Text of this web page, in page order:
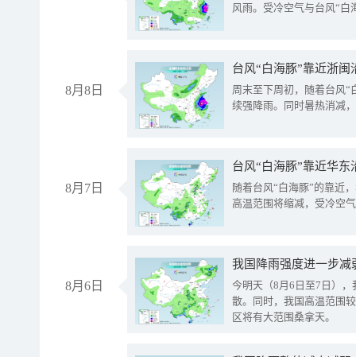
风雨。受冷空气与台风“白
8月8日
台风“白海豚”靠近浙
周末至下周初，随着台风“
续强降雨。同时暑热消减
8月7日
台风“白海豚”靠近华
随着台风“白海豚”的靠近
高温范围将缩减，受冷空
8月6日
今明天（8月6日至7日）
散。同时，我国高温范围
区将有大范围桑拿天。